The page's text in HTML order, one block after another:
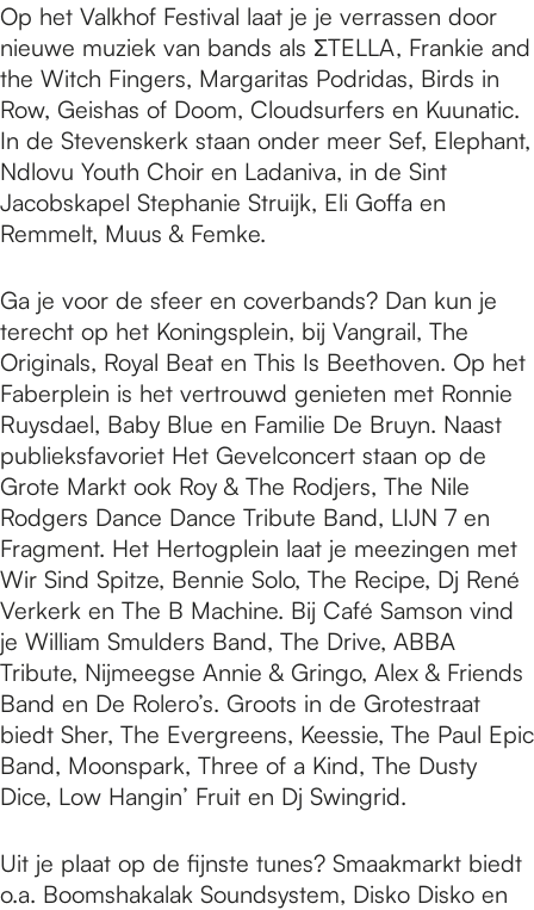
Op het Valkhof Festival laat je je verrassen door
nieuwe muziek van bands als ΣTELLA, Frankie and
the Witch Fingers, Margaritas Podridas, Birds in
Row, Geishas of Doom, Cloudsurfers en Kuunatic.
In de Stevenskerk staan onder meer Sef, Elephant,
Ndlovu Youth Choir en Ladaniva, in de Sint
Jacobskapel Stephanie Struijk, Eli Goffa en
Remmelt, Muus & Femke.
Ga je voor de sfeer en coverbands? Dan kun je
terecht op het Koningsplein, bij Vangrail, The
Originals, Royal Beat en This Is Beethoven. Op het
Faberplein is het vertrouwd genieten met Ronnie
Ruysdael, Baby Blue en Familie De Bruyn. Naast
publieksfavoriet Het Gevelconcert staan op de
Grote Markt ook Roy & The Rodjers, The Nile
Rodgers Dance Dance Tribute Band, LIJN 7 en
Fragment. Het Hertogplein laat je meezingen met
Wir Sind Spitze, Bennie Solo, The Recipe, Dj René
Verkerk en The B Machine. Bij Café Samson vind
je William Smulders Band, The Drive, ABBA
Tribute, Nijmeegse Annie & Gringo, Alex & Friends
Band en De Rolero’s. Groots in de Grotestraat
biedt Sher, The Evergreens, Keessie, The Paul Epic
Band, Moonspark, Three of a Kind, The Dusty
Dice, Low Hangin’ Fruit en Dj Swingrid.
Uit je plaat op de fijnste tunes? Smaakmarkt biedt
o.a. Boomshakalak Soundsystem, Disko Disko en